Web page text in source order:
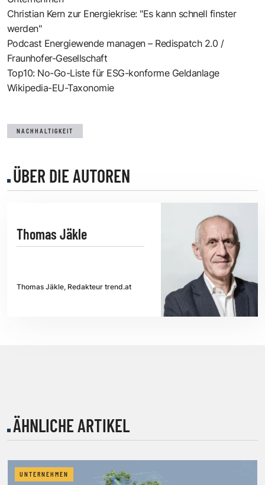
Christian Kern zur Energiekrise: "Es kann schnell finster
werden"
Podcast Energiewende managen – Redispatch 2.0 /
Fraunhofer-Gesellschaft
Top10: No-Go-Liste für ESG-konforme Geldanlage
Wikipedia-EU-Taxonomie
NACHHALTIGKEIT
ÜBER DIE AUTOREN
Thomas Jäkle
Thomas Jäkle, Redakteur trend.at
ÄHNLICHE ARTIKEL
UNTERNEHMEN